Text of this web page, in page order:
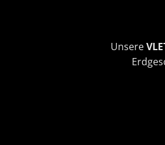
Unsere